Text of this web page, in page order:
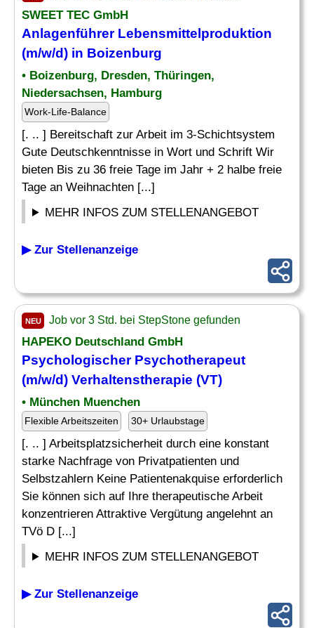
SWEET TEC GmbH
Anlagenführer Lebensmittelproduktion
(m/w/d) in Boizenburg
• Boizenburg, Dresden, Thüringen,
Niedersachsen, Hamburg
Work-Life-Balance
[. .. ] Bereitschaft zur Arbeit im 3-Schichtsystem
Gute Deutschkenntnisse in Wort und Schrift Wir
bieten Bis zu 36 freie Tage im Jahr + 2 halbe freie
Tage an Weihnachten [...]
MEHR INFOS ZUM STELLENANGEBOT
▶ Zur Stellenanzeige
NEU Job vor 3 Std. bei StepStone gefunden
HAPEKO Deutschland GmbH
Psychologischer Psychotherapeut
(m/w/d) Verhaltenstherapie (VT)
• München Muenchen
Flexible Arbeitszeiten 30+ Urlaubstage
[. .. ] Arbeitsplatzsicherheit durch eine konstant
starke Nachfrage von Privatpatienten und
Selbstzahlern Keine Patientenakquise erforderlich
Sie können sich auf Ihre therapeutische Arbeit
konzentrieren Attraktive Vergütung angelehnt an
TVö D [...]
MEHR INFOS ZUM STELLENANGEBOT
▶ Zur Stellenanzeige